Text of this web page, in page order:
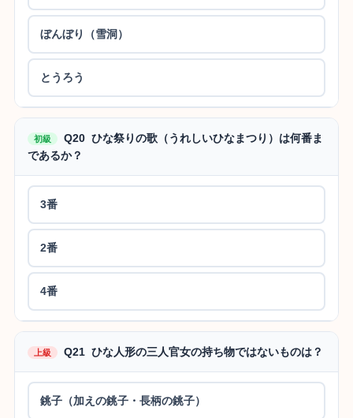
ぼんぼり（雪洞）
とうろう
初級
Q20 ひな祭りの歌（うれしいひなまつり）は何番ま
であるか？
3番
2番
4番
上級 Q21 ひな人形の三人官女の持ち物ではないものは？
銚子（加えの銚子・長柄の銚子）